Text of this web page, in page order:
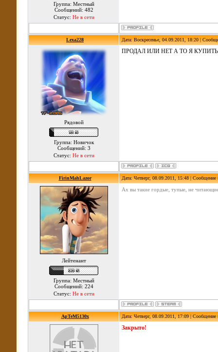
Группа: Местный
Сообщений: 482
Статус: Не в сети
Lexa228 Дата: Воскресенье, 04.09.2011, 18:20 |
Рядовой
Группа: Новичок
Сообщений: 3
Статус: Не в сети
ПРОДАЛ ИЛИ НЕТ А ТО Я
FirinMahLazor Дата: Четверг, 08.09.2011, 15:48 |
Лейтенант
Группа: Местный
Сообщений: 224
Статус: Не в сети
Ах вы такие гордые, тупые, не
ApTeM5130x Дата: Четверг, 08.09.2011, 17:09 |
Закрыто!